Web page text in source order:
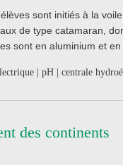
sont initiés à la
de type catamaran,
sont en aluminium et en
| pH | centrale
des continents